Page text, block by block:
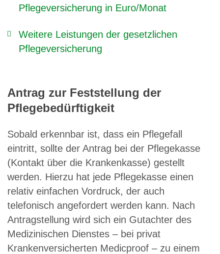
Pflegeversicherung in Euro/Monat
Weitere Leistungen der gesetzlichen
Pflegeversicherung
Antrag zur Feststellung der
Pflegebedürftigkeit
Sobald erkennbar ist, dass ein Pflegefall
eintritt, sollte der Antrag bei der Pflegekasse
(Kontakt über die Krankenkasse) gestellt
werden. Hierzu hat jede Pflegekasse einen
relativ einfachen Vordruck, der auch
telefonisch angefordert werden kann. Nach
Antragstellung wird sich ein Gutachter des
Medizinischen Dienstes – bei privat
Krankenversicherten Medicproof – zu einem